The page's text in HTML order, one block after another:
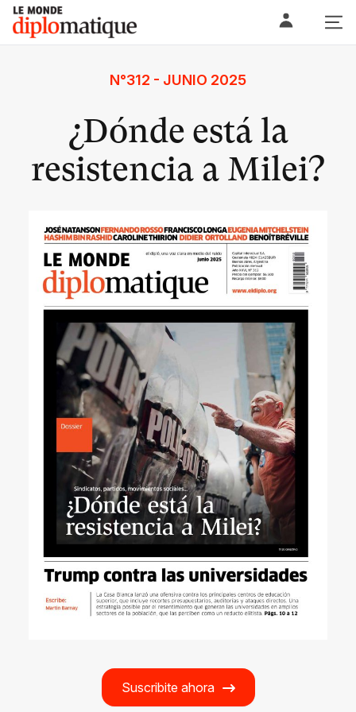
Skip
content
Le monde diplomatique
N°312 - JUNIO 2025
¿Dónde está la
resistencia a Milei?
Suscribite ahora